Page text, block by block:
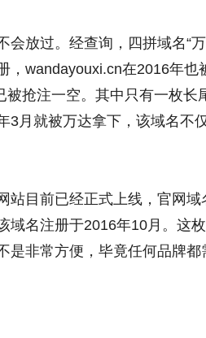
会放过。经查询，四拼域名“
，wandayouxi.cn在2016年也
抢注一空。其中只有一枚长
月就被万达拿下，该域名不
站目前已经正式上线，官网域
名注册于2016年10月。这枚
是非常方便，毕竟任何品牌都